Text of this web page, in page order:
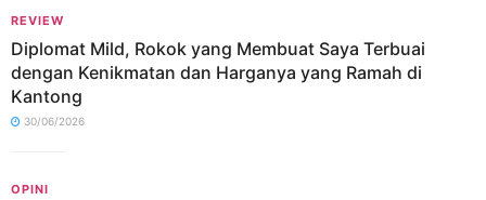
REVIEW
Diplomat Mild, Rokok yang Membuat Saya Terbuai
dengan Kenikmatan dan Harganya yang Ramah di
Kantong
30/06/2026
OPINI